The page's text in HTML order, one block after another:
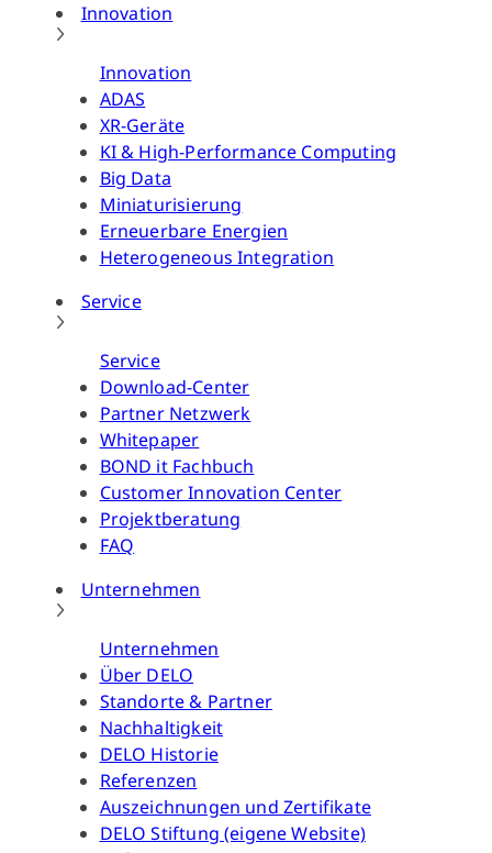
Innovation
Innovation
ADAS
XR-Geräte
KI & High-Performance Computing
Big Data
Miniaturisierung
Erneuerbare Energien
Heterogeneous Integration
Service
Service
Download-Center
Partner Netzwerk
Whitepaper
BOND it Fachbuch
Customer Innovation Center
Projektberatung
FAQ
Unternehmen
Unternehmen
Über DELO
Standorte & Partner
Nachhaltigkeit
DELO Historie
Referenzen
Auszeichnungen und Zertifikate
DELO Stiftung (eigene Website)